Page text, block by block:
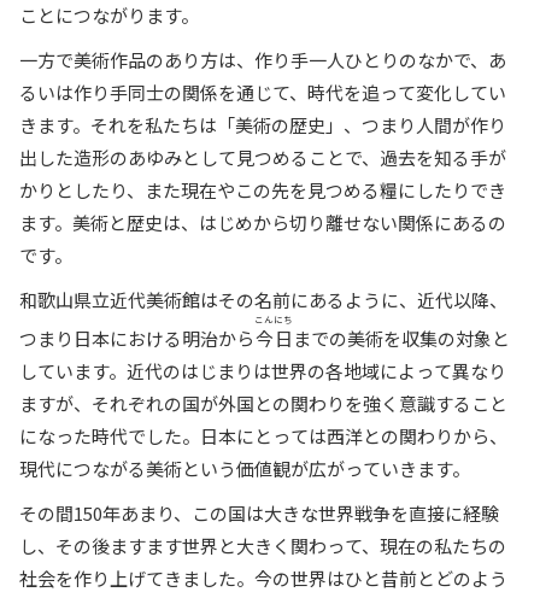
ことにつながります。
一方で美術作品のあり方は、作り手一人ひとりのなかで、あ
るいは作り手同士の関係を通じて、時代を追って変化してい
きます。それを私たちは「美術の歴史」、つまり人間が作り
出した造形のあゆみとして見つめることで、過去を知る手が
かりとしたり、また現在やこの先を見つめる糧にしたりでき
ます。美術と歴史は、はじめから切り離せない関係にあるの
です。
和歌山県立近代美術館はその名前にあるように、近代以降、
つまり日本における明治から今日
こんにち
までの美術を収集の対象と
しています。近代のはじまりは世界の各地域によって異なり
ますが、それぞれの国が外国との関わりを強く意識すること
になった時代でした。日本にとっては西洋との関わりから、
現代につながる美術という価値観が広がっていきます。
その間150年あまり、この国は大きな世界戦争を直接に経験
し、その後ますます世界と大きく関わって、現在の私たちの
社会を作り上げてきました。今の世界はひと昔前とどのよう